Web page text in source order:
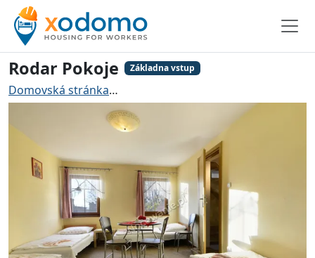
Rodar Pokoje Základna vstup
Domovská stránka